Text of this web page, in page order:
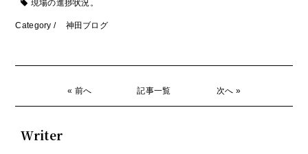
現場の進捗状況。
Category / 神田ブログ
« 前へ 記事一覧 次へ »
Writer